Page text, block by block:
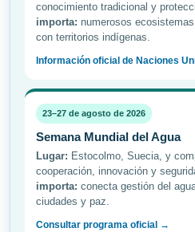
conocimiento tradicional y
importa: numerosos
con territorios indígenas.
Información oficial de Naciones
23–27 de agosto de 2026
Semana Mundial del Agua
Lugar: Estocolmo, Suecia, y
cooperación, innovación y
importa: conecta gestión del
ciudades y paz.
Consultar programa oficial →